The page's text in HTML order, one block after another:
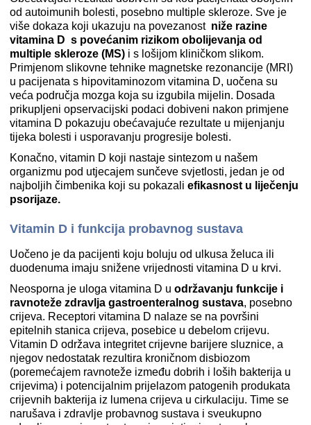
od autoimunih bolesti, posebno multiple skleroze. Sve je
više dokaza koji ukazuju na povezanost niže razine
vitamina D s povećanim rizikom obolijevanja od
multiple skleroze (MS) i s lošijom kliničkom slikom.
Primjenom slikovne tehnike magnetske rezonancije (MRI)
u pacijenata s hipovitaminozom vitamina D, uočena su
veća područja mozga koja su izgubila mijelin. Dosada
prikupljeni opservacijski podaci dobiveni nakon primjene
vitamina D pokazuju obećavajuće rezultate u mijenjanju
tijeka bolesti i usporavanju progresije bolesti.
Konačno, vitamin D koji nastaje sintezom u našem
organizmu pod utjecajem sunčeve svjetlosti, jedan je od
najboljih čimbenika koji su pokazali efikasnost u liječenju
psorijaze.
Vitamin D i funkcija probavnog sustava
Uočeno je da pacijenti koju boluju od ulkusa želuca ili
duodenuma imaju snižene vrijednosti vitamina D u krvi.
Neosporna je uloga vitamina D u održavanju funkcije i
ravnoteže zdravlja gastroenteralnog sustava, posebno
crijeva. Receptori vitamina D nalaze se na površini
epitelnih stanica crijeva, posebice u debelom crijevu.
Vitamin D održava integritet crijevne barijere sluznice, a
njegov nedostatak rezultira kroničnom disbiozom
(poremećajem ravnoteže između dobrih i loših bakterija u
crijevima) i potencijalnim prijelazom patogenih produkata
crijevnih bakterija iz lumena crijeva u cirkulaciju. Time se
narušava i zdravlje probavnog sustava i sveukupno